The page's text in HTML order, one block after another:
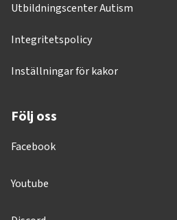
Utbildningscenter Autism
Integritetspolicy
Inställningar för kakor
Följ oss
Facebook
Youtube